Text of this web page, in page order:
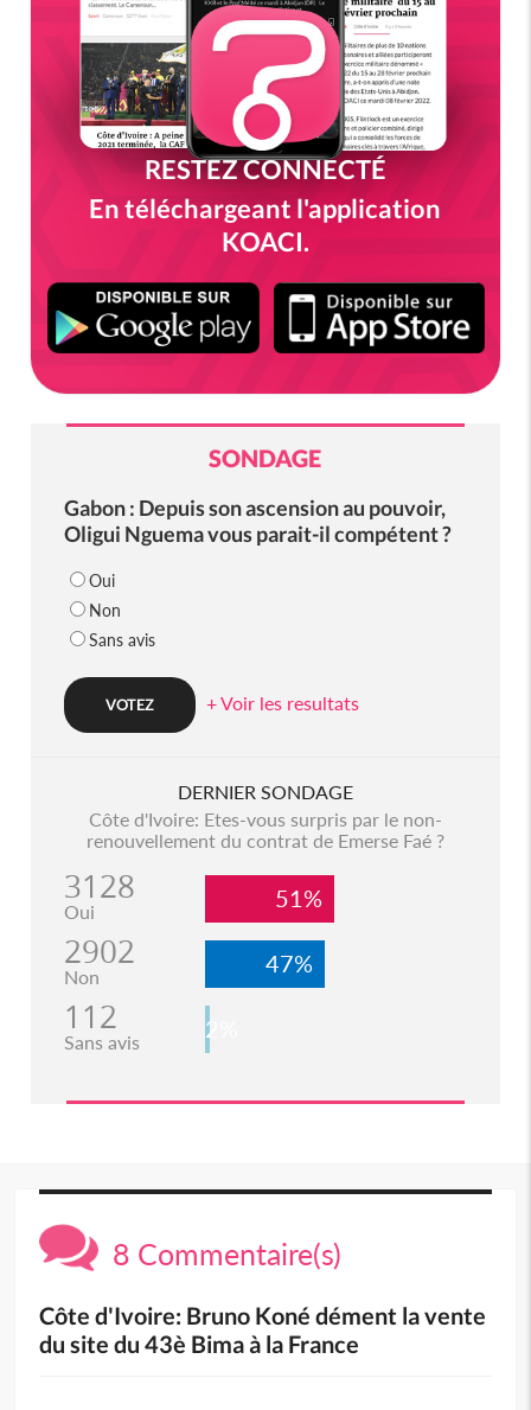
RESTEZ CONNECTÉ
En téléchargeant l'application
KOACI.
SONDAGE
Gabon : Depuis son ascension au pouvoir,
Oligui Nguema vous parait-il compétent ?
Oui
Non
Sans avis
+ Voir les resultats
DERNIER SONDAGE
Côte d'Ivoire: Etes-vous surpris par le non-
renouvellement du contrat de Emerse Faé ?
3128
Oui 51%
2902
Non 47%
112
Sans avis 2%
8 Commentaire(s)
Côte d'Ivoire: Bruno Koné dément la vente
du site du 43è Bima à la France